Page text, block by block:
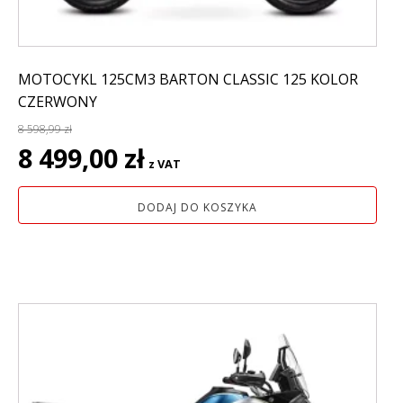
MOTOCYKL 125CM3 BARTON CLASSIC 125 KOLOR
CZERWONY
8 598,99zł
Pierwotna
cena
wynosiła:
8 499,00 zł cena
wynosi:
8
z VAT
DODAJ DO KOSZYKA